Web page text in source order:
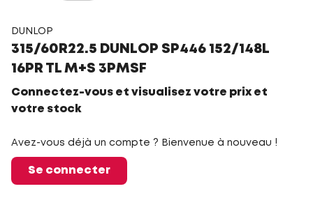
DUNLOP
315/60R22.5 DUNLOP SP446 152/148L
16PR TL M+S 3PMSF
Connectez-vous et visualisez votre prix et
votre stock
Avez-vous déjà un compte ? Bienvenue à nouveau !
Se connecter